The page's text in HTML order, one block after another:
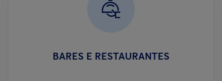
BARES E RESTAURANTES